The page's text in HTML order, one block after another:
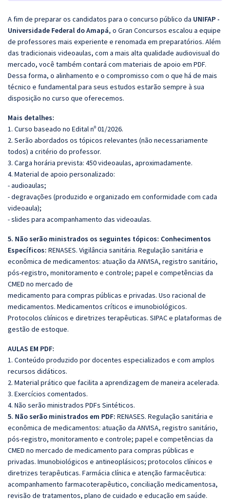
A fim de preparar os candidatos para o concurso público da UNIFAP -
Universidade Federal do Amapá, o Gran Concursos escalou a equipe
de professores mais experiente e renomada em preparatórios. Além
das tradicionais videoaulas, com a mais alta qualidade audiovisual do
mercado, você também contará com materiais de apoio em PDF.
Dessa forma, o alinhamento e o compromisso com o que há de mais
técnico e fundamental para seus estudos estarão sempre à sua
disposição no curso que oferecemos.
Mais detalhes:
1. Curso baseado no Edital nº 01/2026.
2. Serão abordados os tópicos relevantes (não necessariamente
todos) a critério do professor.
3. Carga horária prevista: 450 videoaulas, aproximadamente.
4. Material de apoio personalizado:
- audioaulas;
- degravações (produzido e organizado em conformidade com cada
videoaula);
- slides para acompanhamento das videoaulas.
5. Não serão ministrados os seguintes tópicos: Conhecimentos
Específicos: RENASES. Vigilância sanitária. Regulação sanitária e
econômica de medicamentos: atuação da ANVISA, registro sanitário,
pós-registro, monitoramento e controle; papel e competências da
CMED no mercado de
medicamento para compras públicas e privadas. Uso racional de
medicamentos. Medicamentos críticos e imunobiológicos.
Protocolos clıínicos e diretrizes terapêuticas. SIPAC e plataformas de
gestão de estoque.
AULAS EM PDF:
1. Conteúdo produzido por docentes especializados e com amplos
recursos didáticos.
2. Material prático que facilita a aprendizagem de maneira acelerada.
3. Exercícios comentados.
4. Não serão ministrados PDFs Sintéticos.
5. Não serão ministrados em PDF: RENASES. Regulação sanitária e
econômica de medicamentos: atuação da ANVISA, registro sanitário,
pós-registro, monitoramento e controle; papel e competências da
CMED no mercado de medicamento para compras públicas e
privadas. Imunobiológicos e antineoplásicos; protocolos clínicos e
diretrizes terapêuticas. Farmácia clínica e atenção farmacêutica:
acompanhamento farmacoterapêutico, conciliação medicamentosa,
revisão de tratamentos, plano de cuidado e educação em saúde.